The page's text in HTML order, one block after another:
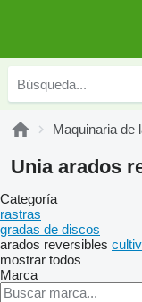
Maquinaria de
Unia arados
Categoría
rastras
gradas de discos
arados reversibles
mostrar todos
Marca